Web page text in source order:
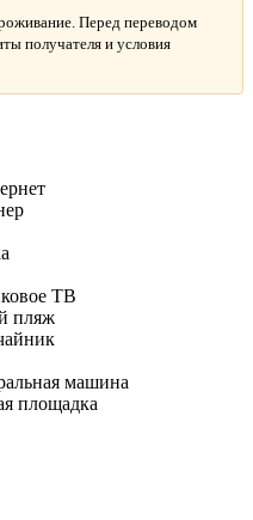
Перед переводом
получателя и условия
ТВ
пляж
машина
площадка